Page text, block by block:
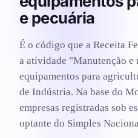
e pecuária
É o código que a Receita
a atividade "Manutenção e
equipamentos para
de Indústria. Na base do
empresas registradas sob
optante do Simples